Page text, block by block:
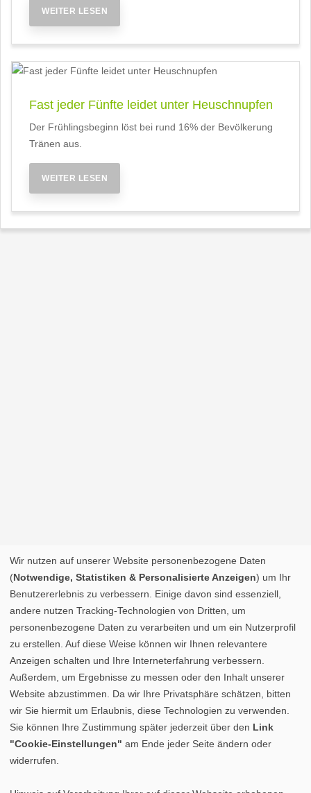
WEITER LESEN
Fast jeder Fünfte leidet unter Heuschnupfen
Der Frühlingsbeginn löst bei rund 16% der Bevölkerung
Tränen aus.
WEITER LESEN
Wir nutzen auf unserer Website personenbezogene Daten
(Notwendige, Statistiken & Personalisierte Anzeigen) um Ihr
Benutzererlebnis zu verbessern. Einige davon sind essenziell,
andere nutzen Tracking-Technologien von Dritten, um
personenbezogene Daten zu verarbeiten und um ein Nutzerprofil
zu erstellen. Auf diese Weise können wir Ihnen relevantere
Anzeigen schalten und Ihre Interneterfahrung verbessern.
Außerdem, um Ergebnisse zu messen oder den Inhalt unserer
Website abzustimmen. Da wir Ihre Privatsphäre schätzen, bitten
wir Sie hiermit um Erlaubnis, diese Technologien zu verwenden.
Sie können Ihre Zustimmung später jederzeit über den Link
"Cookie-Einstellungen" am Ende jeder Seite ändern oder
widerrufen.